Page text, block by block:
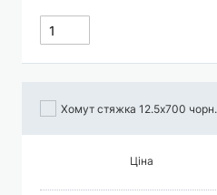
Хомут стяжка 12.5х700 чорн.
Ціна